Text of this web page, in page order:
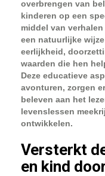
overbrengen van
kinderen op een
middel van
een natuurlijke
eerlijkheid,
waarden die hen
Deze educatieve
avonturen, zorgen
beleven aan het
levenslessen
ontwikkelen.
Versterkt
en kind